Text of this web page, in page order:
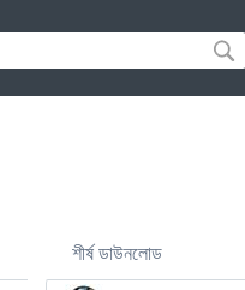
শীর্ষ ডাউনলোড